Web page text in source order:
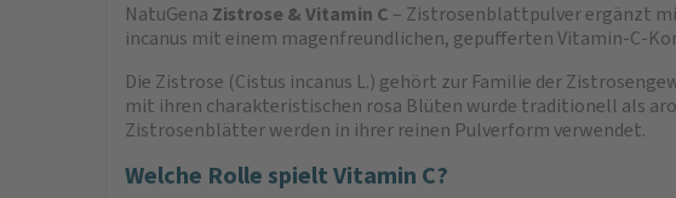
NatuGena Zistrose & Vitamin C – Zistrosenblattpulver ergänzt
incanus mit einem magenfreundlichen, gepufferten Vitamin-C-
Die Zistrose (Cistus incanus L.) gehört zur Familie der
mit ihren charakteristischen rosa Blüten wurde traditionell als
Zistrosenblätter werden in ihrer reinen Pulverform verwendet.
Welche Rolle spielt Vitamin C?